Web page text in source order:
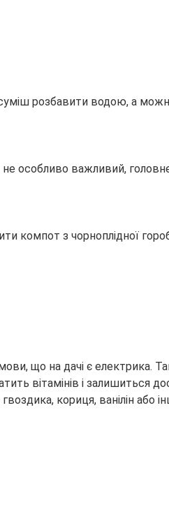
суміш розбавити водою, а
не особливо важливий,
компот з чорноплідної
що на дачі є електрика.
вітамінів і залишиться
кориця, ванілін або